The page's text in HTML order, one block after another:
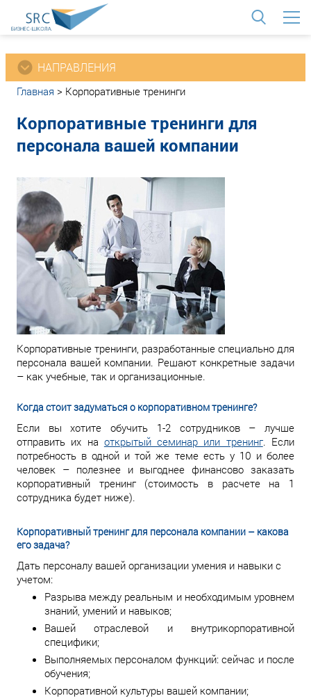
НАПРАВЛЕНИЯ
Главная > Корпоративные тренинги
Корпоративные тренинги для
персонала вашей компании
Корпоративные тренинги, разработанные специально для
персонала вашей компании. Решают конкретные задачи
– как учебные, так и организационные.
Когда стоит задуматься о корпоративном тренинге?
Если вы хотите обучить 1-2 сотрудников – лучше
отправить их на открытый семинар или тренинг. Если
потребность в одной и той же теме есть у 10 и более
человек – полезнее и выгоднее финансово заказать
корпоративный тренинг (стоимость в расчете на 1
сотрудника будет ниже).
Корпоративный тренинг для персонала компании – какова
его задача?
Дать персоналу вашей организации умения и навыки с
учетом:
Разрыва между реальным и необходимым уровнем
знаний, умений и навыков;
Вашей отраслевой и внутрикорпоративной
специфики;
Выполняемых персоналом функций: сейчас и после
обучения;
Корпоративной культуры вашей компании;